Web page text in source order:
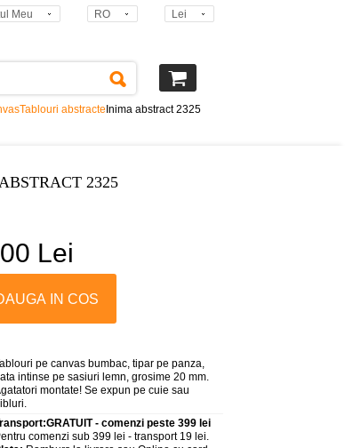
Meu RO Lei
Tablouri abstracte Inima abstract 2325
2325
Lei
IN COS
pe canvas bumbac, tipar pe panza,
intinse pe sasiuri lemn, grosime 20 mm.
montate! Se expun pe cuie sau
GRATUIT - comenzi peste 399 lei
comenzi sub 399 lei - transport 19 lei.